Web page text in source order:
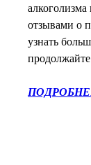
отзывами о
узнать